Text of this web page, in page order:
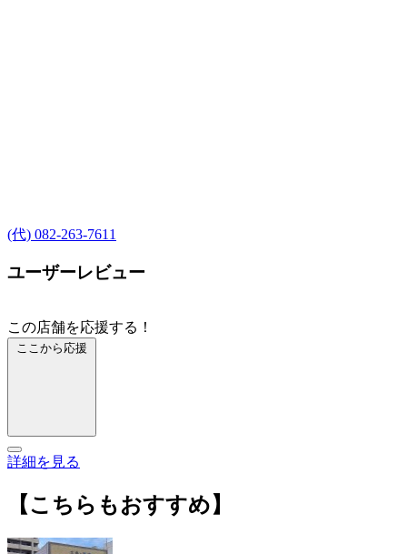
(代) 082-263-7611
ユーザーレビュー
この店舗を応援する！
ここから応援
詳細を見る
【こちらもおすすめ】